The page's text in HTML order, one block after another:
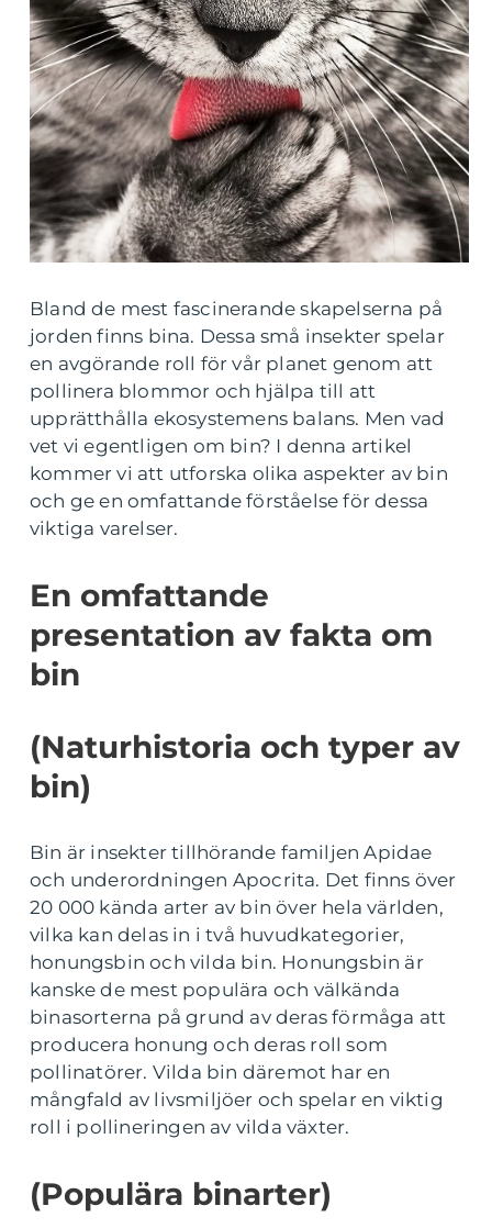
Bland de mest fascinerande skapelserna på
jorden finns bina. Dessa små insekter spelar
en avgörande roll för vår planet genom att
pollinera blommor och hjälpa till att
upprätthålla ekosystemens balans. Men vad
vet vi egentligen om bin? I denna artikel
kommer vi att utforska olika aspekter av bin
och ge en omfattande förståelse för dessa
viktiga varelser.
En omfattande
presentation av fakta om
bin
(Naturhistoria och typer av
bin)
Bin är insekter tillhörande familjen Apidae
och underordningen Apocrita. Det finns över
20 000 kända arter av bin över hela världen,
vilka kan delas in i två huvudkategorier,
honungsbin och vilda bin. Honungsbin är
kanske de mest populära och välkända
binasorterna på grund av deras förmåga att
producera honung och deras roll som
pollinatörer. Vilda bin däremot har en
mångfald av livsmiljöer och spelar en viktig
roll i pollineringen av vilda växter.
(Populära binarter)